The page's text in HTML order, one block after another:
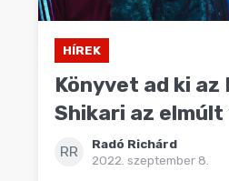
HÍREK
Könyvet ad ki az
Shikari az elmúlt
RR
Radó Richárd
2022. szeptember 8.